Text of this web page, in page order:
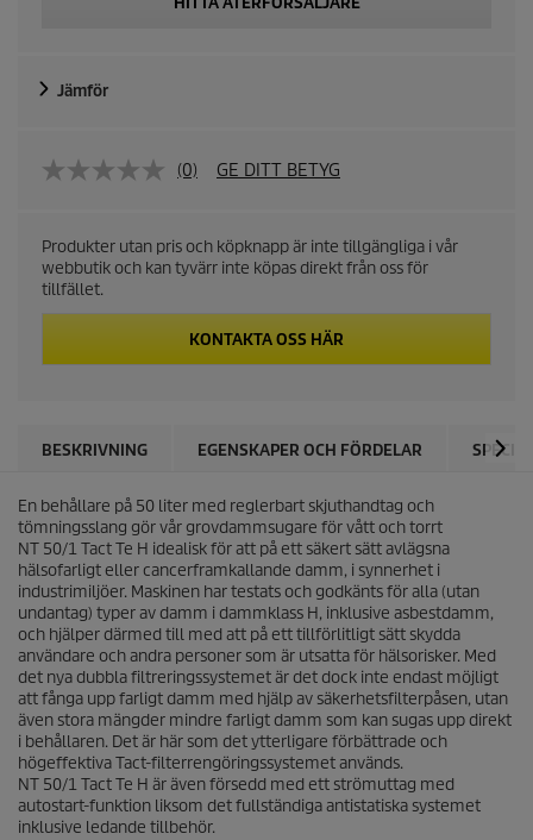
u
t
p
r
i
c
Jämför
(0) GE DITT BETYG
Produkter utan pris och köpknapp är inte tillgängliga i vår
webbutik och kan tyvärr inte köpas direkt från oss för
tillfället.
KONTAKTA OSS HÄR
BESKRIVNING EGENSKAPER OCH FÖRDELAR
En behållare på 50 liter med reglerbart skjuthandtag och
tömningsslang gör vår grovdammsugare för vått och torrt
NT 50/1 Tact Te H idealisk för att på ett säkert sätt avlägsna
hälsofarligt eller cancerframkallande damm, i synnerhet i
industrimiljöer. Maskinen har testats och godkänts för alla (utan
undantag) typer av damm i dammklass H, inklusive asbestdamm,
och hjälper därmed till med att på ett tillförlitligt sätt skydda
användare och andra personer som är utsatta för hälsorisker. Med
det nya dubbla filtreringssystemet är det dock inte endast möjligt
att fånga upp farligt damm med hjälp av säkerhetsfilterpåsen, utan
även stora mängder mindre farligt damm som kan sugas upp direkt
i behållaren. Det är här som det ytterligare förbättrade och
högeffektiva Tact-filterrengöringssystemet används.
NT 50/1 Tact Te H är även försedd med ett strömuttag med
autostart-funktion liksom det fullständiga antistatiska systemet
inklusive ledande tillbehör.